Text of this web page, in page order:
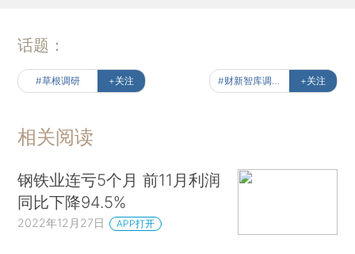
话题：
#草根调研 +关注 +关注
相关阅读
钢铁业连亏5个月 前11月利润
同比下降94.5%
2022年12月27日 APP打开